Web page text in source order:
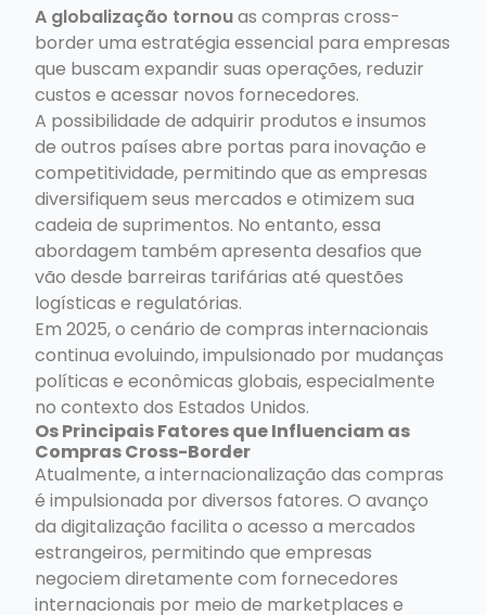
A globalização tornouas compras cross-
border uma estratégia essencial para empresas
que buscam expandir suas operações, reduzir
custos e acessar novos fornecedores.
A possibilidade de adquirir produtos e insumos
de outros países abre portas para inovação e
competitividade, permitindo que as empresas
diversifiquem seus mercados e otimizem sua
cadeia de suprimentos. No entanto, essa
abordagem também apresenta desafios que
vão desde barreiras tarifárias até questões
logísticas e regulatórias.
Em 2025, o cenário de compras internacionais
continua evoluindo, impulsionado por mudanças
políticas e econômicas globais, especialmente
no contexto dos Estados Unidos.
Os Principais Fatores que Influenciam as
Compras Cross-Border
Atualmente, a internacionalização das compras
é impulsionada por diversos fatores. O avanço
da digitalização facilita o acesso a mercados
estrangeiros, permitindo que empresas
negociem diretamente com fornecedores
internacionais por meio de marketplaces e